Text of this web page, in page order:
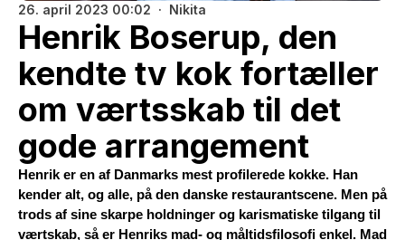
26. april 2023 00:02 Nikita
Henrik Boserup, den
kendte tv kok fortæller
om værtsskab til det
gode arrangement
Henrik er en af Danmarks mest profilerede kokke. Han
kender alt, og alle, på den danske restaurantscene. Men på
trods af sine skarpe holdninger og karismatiske tilgang til
værtskab, så er Henriks mad- og måltidsfilosofi enkel. Mad